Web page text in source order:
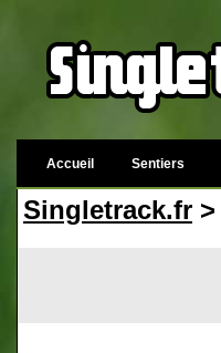
Accueil Sentiers
Singletrack.fr >